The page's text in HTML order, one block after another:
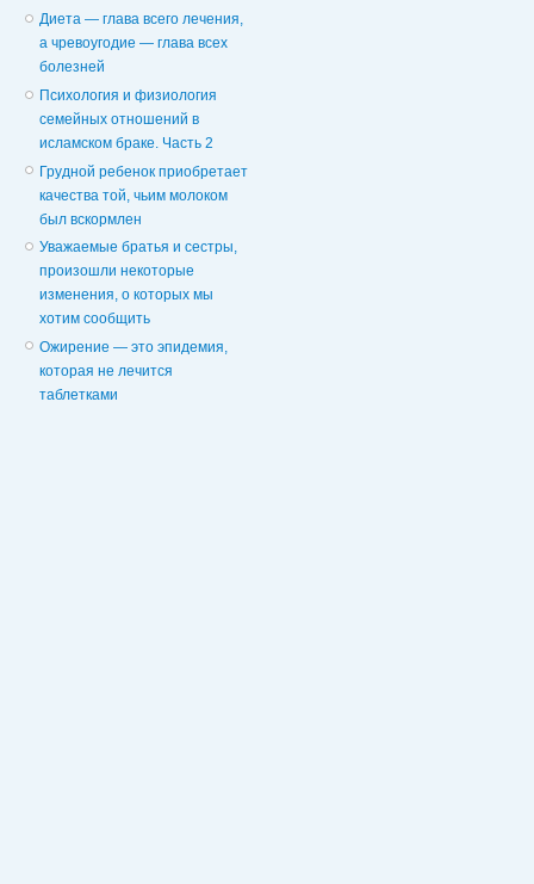
Диета — глава всего лечения,
а чревоугодие — глава всех
болезней
Психология и физиология
семейных отношений в
исламском браке. Часть 2
Грудной ребенок приобретает
качества той, чьим молоком
был вскормлен
Уважаемые братья и сестры,
произошли некоторые
изменения, о которых мы
хотим сообщить
Ожирение — это эпидемия,
которая не лечится
таблетками